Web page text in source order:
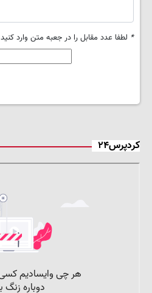
* لطفا عدد مقابل را در جعبه متن وارد کنید
کردپرس۲۴